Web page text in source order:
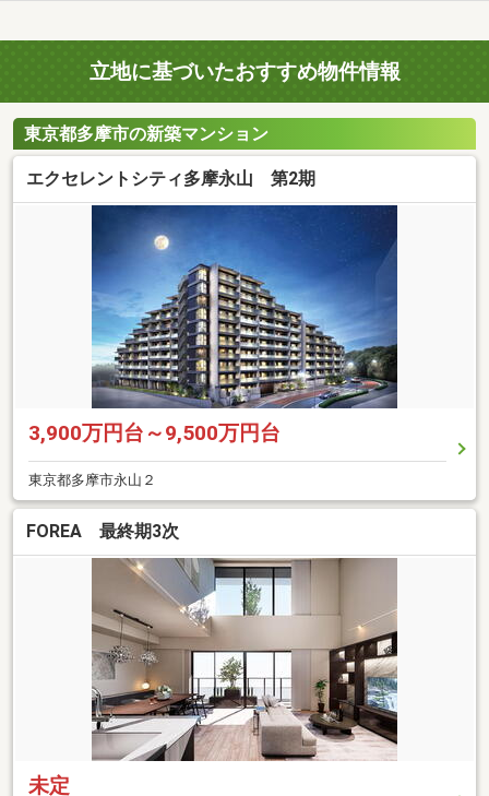
立地に基づいたおすすめ物件情報
東京都多摩市の新築マンション
エクセレントシティ多摩永山 第2期
3,900万円台～9,500万円台
東京都多摩市永山２
FOREA 最終期3次
未定